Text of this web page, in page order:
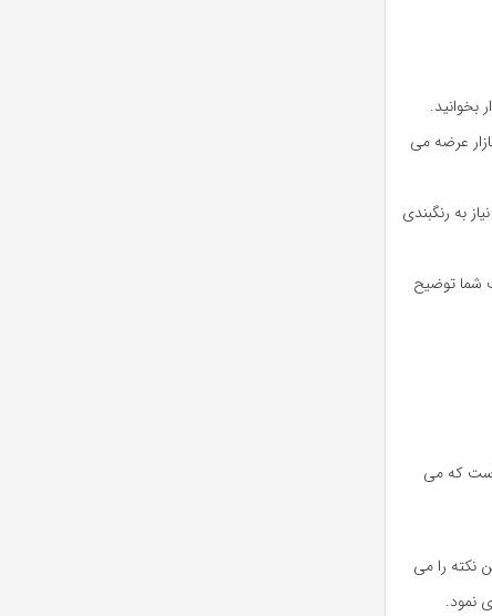
بخوانید.
عرضه می
به رنگبندی
شما توضیح
است که می
نکته را می
نمود.